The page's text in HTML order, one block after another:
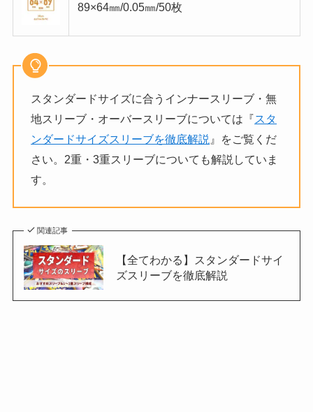
89×64㎜/0.05㎜/50枚
スタンダードサイズに合うインナースリーブ・無
地スリーブ・オーバースリーブについては『スタ
ンダードサイズスリーブを徹底解説 』をご覧くだ
さい。2重・3重スリーブについても解説していま
す。
関連記事
【全てわかる】スタンダードサイ
ズスリーブを徹底解説